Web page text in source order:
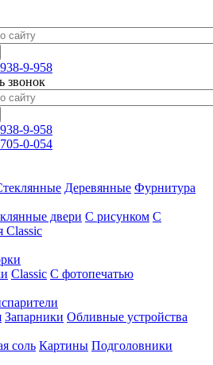
9-958
звонок
9-958
0-054
Деревянные Фурнитура
двери С рисунком С
Classic
Classic С фотопечатью
Запарники Обливные устройства
соль Картины Подголовники